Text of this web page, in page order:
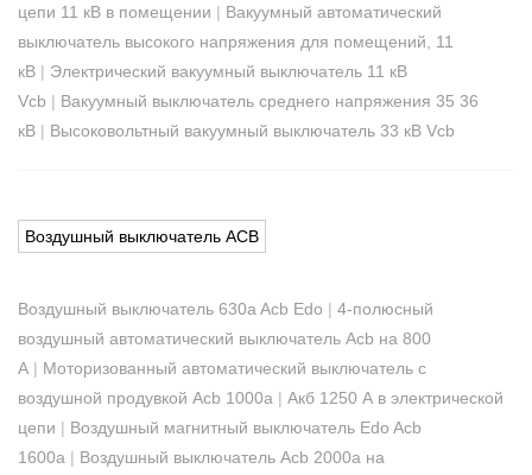
цепи 11 кВ в помещении | Вакуумный автоматический
выключатель высокого напряжения для помещений, 11
кВ | Электрический вакуумный выключатель 11 кВ
Vcb | Вакуумный выключатель среднего напряжения 35 36
кВ | Высоковольтный вакуумный выключатель 33 кВ Vcb
Воздушный выключатель ACB
Воздушный выключатель 630a Acb Edo | 4-полюсный
воздушный автоматический выключатель Acb на 800
А | Моторизованный автоматический выключатель с
воздушной продувкой Acb 1000a | Акб 1250 А в электрической
цепи | Воздушный магнитный выключатель Edo Acb
1600a | Воздушный выключатель Acb 2000a на